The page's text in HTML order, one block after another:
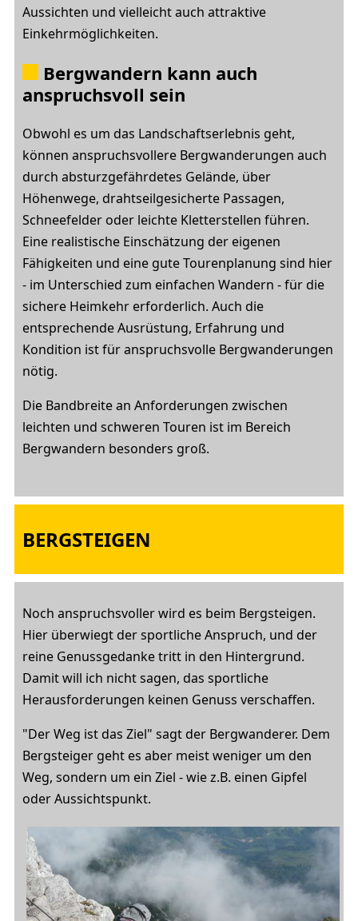
Aussichten und vielleicht auch attraktive
Einkehrmöglichkeiten.
Bergwandern kann auch
anspruchsvoll sein
Obwohl es um das Landschaftserlebnis geht,
können anspruchsvollere Bergwanderungen auch
durch absturzgefährdetes Gelände, über
Höhenwege, drahtseilgesicherte Passagen,
Schneefelder oder leichte Kletterstellen führen.
Eine realistische Einschätzung der eigenen
Fähigkeiten und eine gute Tourenplanung sind hier
- im Unterschied zum einfachen Wandern - für die
sichere Heimkehr erforderlich. Auch die
entsprechende Ausrüstung, Erfahrung und
Kondition ist für anspruchsvolle Bergwanderungen
nötig.
Die Bandbreite an Anforderungen zwischen
leichten und schweren Touren ist im Bereich
Bergwandern besonders groß.
BERGSTEIGEN
Noch anspruchsvoller wird es beim Bergsteigen.
Hier überwiegt der sportliche Anspruch, und der
reine Genussgedanke tritt in den Hintergrund.
Damit will ich nicht sagen, das sportliche
Herausforderungen keinen Genuss verschaffen.
"Der Weg ist das Ziel" sagt der Bergwanderer. Dem
Bergsteiger geht es aber meist weniger um den
Weg, sondern um ein Ziel - wie z.B. einen Gipfel
oder Aussichtspunkt.